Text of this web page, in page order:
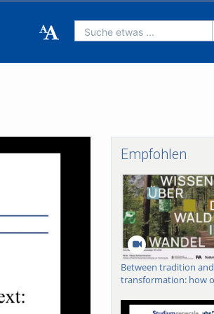
Suche etwas ...
Empfohlen
Between tradition and
transformation: how